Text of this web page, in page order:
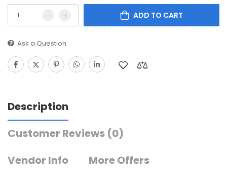
ADD TO CART
Ask a Question
Description
Customer Reviews (0)
Vendor Info
More Offers